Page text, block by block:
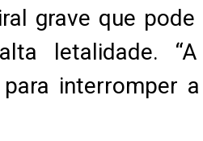
grave que
letalidade.
interromper